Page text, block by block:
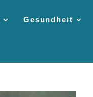
Gesundheit